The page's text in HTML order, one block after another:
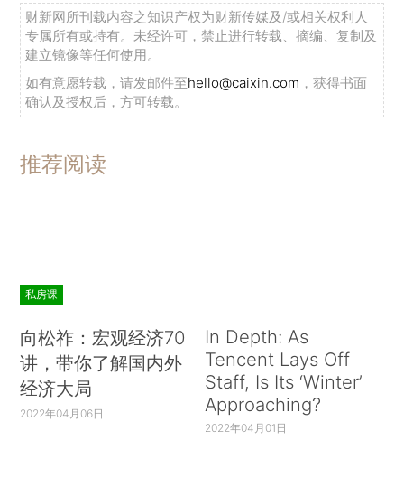
财新网所刊载内容之知识产权为财新传媒及/或相关权利人
专属所有或持有。未经许可，禁止进行转载、摘编、复制及
建立镜像等任何使用。
如有意愿转载，请发邮件至hello@caixin.com ，获得书面
确认及授权后，方可转载。
推荐阅读
私房课
向松祚：宏观经济70
讲，带你了解国内外
经济大局
2022年04月06日
In Depth: As
Tencent Lays Off
Staff, Is Its ‘Winter’
Approaching?
2022年04月01日